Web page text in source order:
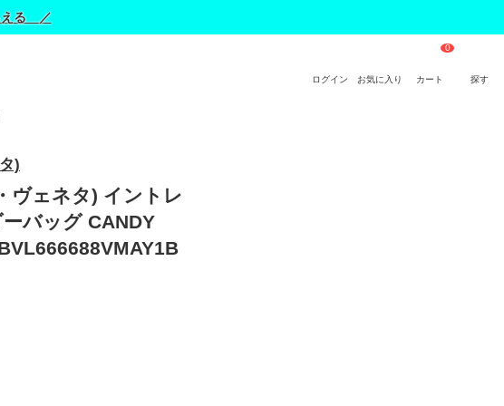
える ／
ログイン お気に入り カート 探す
)
ヴェネタ) イントレ
バッグ CANDY